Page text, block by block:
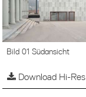
Bild 01 Südansicht
Download Hi-Res